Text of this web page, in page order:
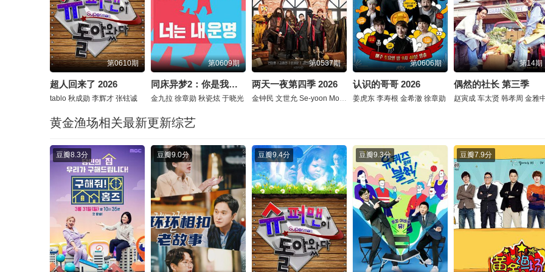
第0610期
超人回来了 2026
tablo 秋成勋 李辉才 张铉诚
第0609期
同床异梦2：你是我的命运 2026
金九拉 徐章勋 秋瓷炫 于晓光
第0537期
两天一夜第四季 2026
金钟民 文世允 Se-yoon Moon
第0606期
认识的哥哥 2026
姜虎东 李寿根 金希澈 徐章勋
第14期
偶然的社长 第三季
赵寅成 车太贤 韩孝周 金雅
黄金渔场相关最新更新综艺
豆瓣8.3分 豆瓣9.0分 豆瓣9.4分 豆瓣9.3分 豆瓣7.9分